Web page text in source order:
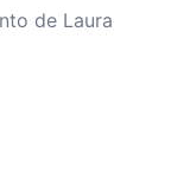
de Laura